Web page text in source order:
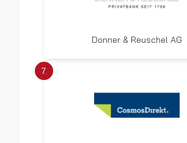
Donner & Reuschel AG
7.